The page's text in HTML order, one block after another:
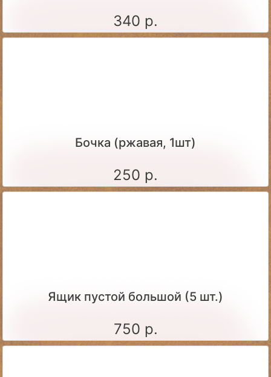
340 р.
Бочка (ржавая, 1шт)
250 р.
Ящик пустой большой (5 шт.)
750 р.